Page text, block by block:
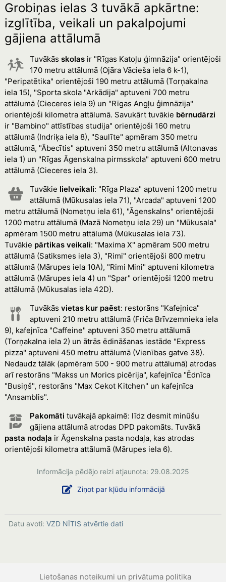
Grobiņas ielas 3 tuvākā apkārtne:
izglītība, veikali un pakalpojumi
gājiena attālumā
Tuvākās skolasir "Rīgas Katoļu ģimnāzija" orientējoši
170 metru attālumā (Ojāra Vācieša iela 6 k-1),
"Peripatētika" orientējoši 190 metru attālumā (Torņakalna
iela 15), "Sporta skola "Arkādija" aptuveni 700 metru
attālumā (Cieceres iela 9) un "Rīgas Angļu ģimnāzija"
orientējoši kilometra attālumā. Savukārt tuvākie bērnudārzi
ir "Bambino" attīstības studija" orientējoši 160 metru
attālumā (Indriķa iela 8), "Saulīte" apmēram 350 metru
attālumā, "Ābecītis" aptuveni 350 metru attālumā (Altonavas
iela 1) un "Rīgas Āgenskalna pirmsskola" aptuveni 600 metru
attālumā (Cieceres iela 3).
Tuvākie lielveikali: "Rīga Plaza" aptuveni 1200 metru
attālumā (Mūkusalas iela 71), "Arcada" aptuveni 1200
metru attālumā (Nometņu iela 61), "Āgenskalns" orientējoši
1200 metru attālumā (Mazā Nometņu iela 29) un "Mūkusala"
apmēram 1500 metru attālumā (Mūkusalas iela 73).
Tuvākie pārtikas veikali: "Maxima X" apmēram 500 metru
attālumā (Satiksmes iela 3), "Rimi" orientējoši 800 metru
attālumā (Mārupes iela 10A), "Rimi Mini" aptuveni kilometra
attālumā (Mārupes iela 4) un "Spar" orientējoši 1200 metru
attālumā (Mūkusalas iela 42D).
Tuvākās vietas kur paēst: restorāns "Kafejnica"
aptuveni 210 metru attālumā (Friča Brīvzemnieka iela
9), kafejnīca "Caffeine" aptuveni 350 metru attālumā
(Torņakalna iela 2) un ātrās ēdināšanas iestāde "Express
pizza" aptuveni 450 metru attālumā (Vienības gatve 38).
Nedaudz tālāk (apmēram 500 - 900 metru attālumā) atrodas
arī restorāns "Makss un Morics picērija", kafejnīca "Ēdnīca
"Busiņš", restorāns "Max Cekot Kitchen" un kafejnīca
"Ansamblis".
Pakomāti tuvākajā apkaimē: līdz desmit minūšu
gājiena attālumā atrodas DPD pakomāts. Tuvākā
pasta nodaļa ir Āgenskalna pasta nodaļa, kas atrodas
orientējoši kilometra attālumā (Mārupes iela 6).
Informācija pēdējo reizi atjaunota: 29.08.2025
Ziņot par kļūdu informācijā
Datu avoti: VZD NĪTIS atvērtie dati
Lietošanas noteikumi un privātuma politika